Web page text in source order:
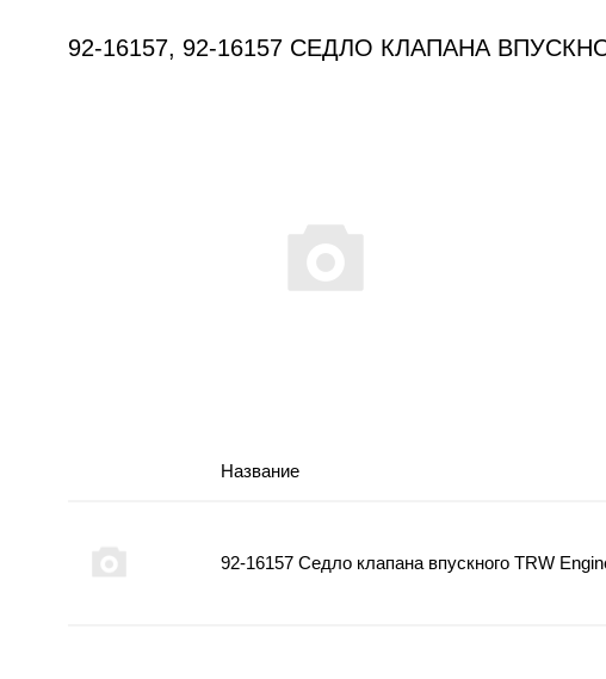
92-16157, 92-16157 СЕДЛО КЛАПАНА
Название
92-16157 Седло клапана впускного TRW